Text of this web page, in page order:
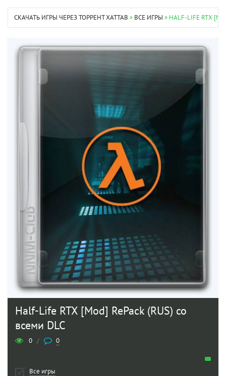
СКАЧАТЬ ИГРЫ ЧЕРЕЗ ТОРРЕНТ XATTAB » ВСЕ ИГРЫ » HALF-LIFE RTX
Half-Life RTX [Mod] RePack (RUS) со
всеми DLC
0 / 0
Все игры